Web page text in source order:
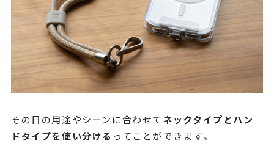
その日の用途やシーンに合わせてネックタイプとハン
ドタイプを使い分ける ってことができます。